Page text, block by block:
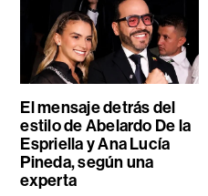
El mensaje detrás del
estilo de Abelardo De la
Espriella y Ana Lucía
Pineda, según una
experta